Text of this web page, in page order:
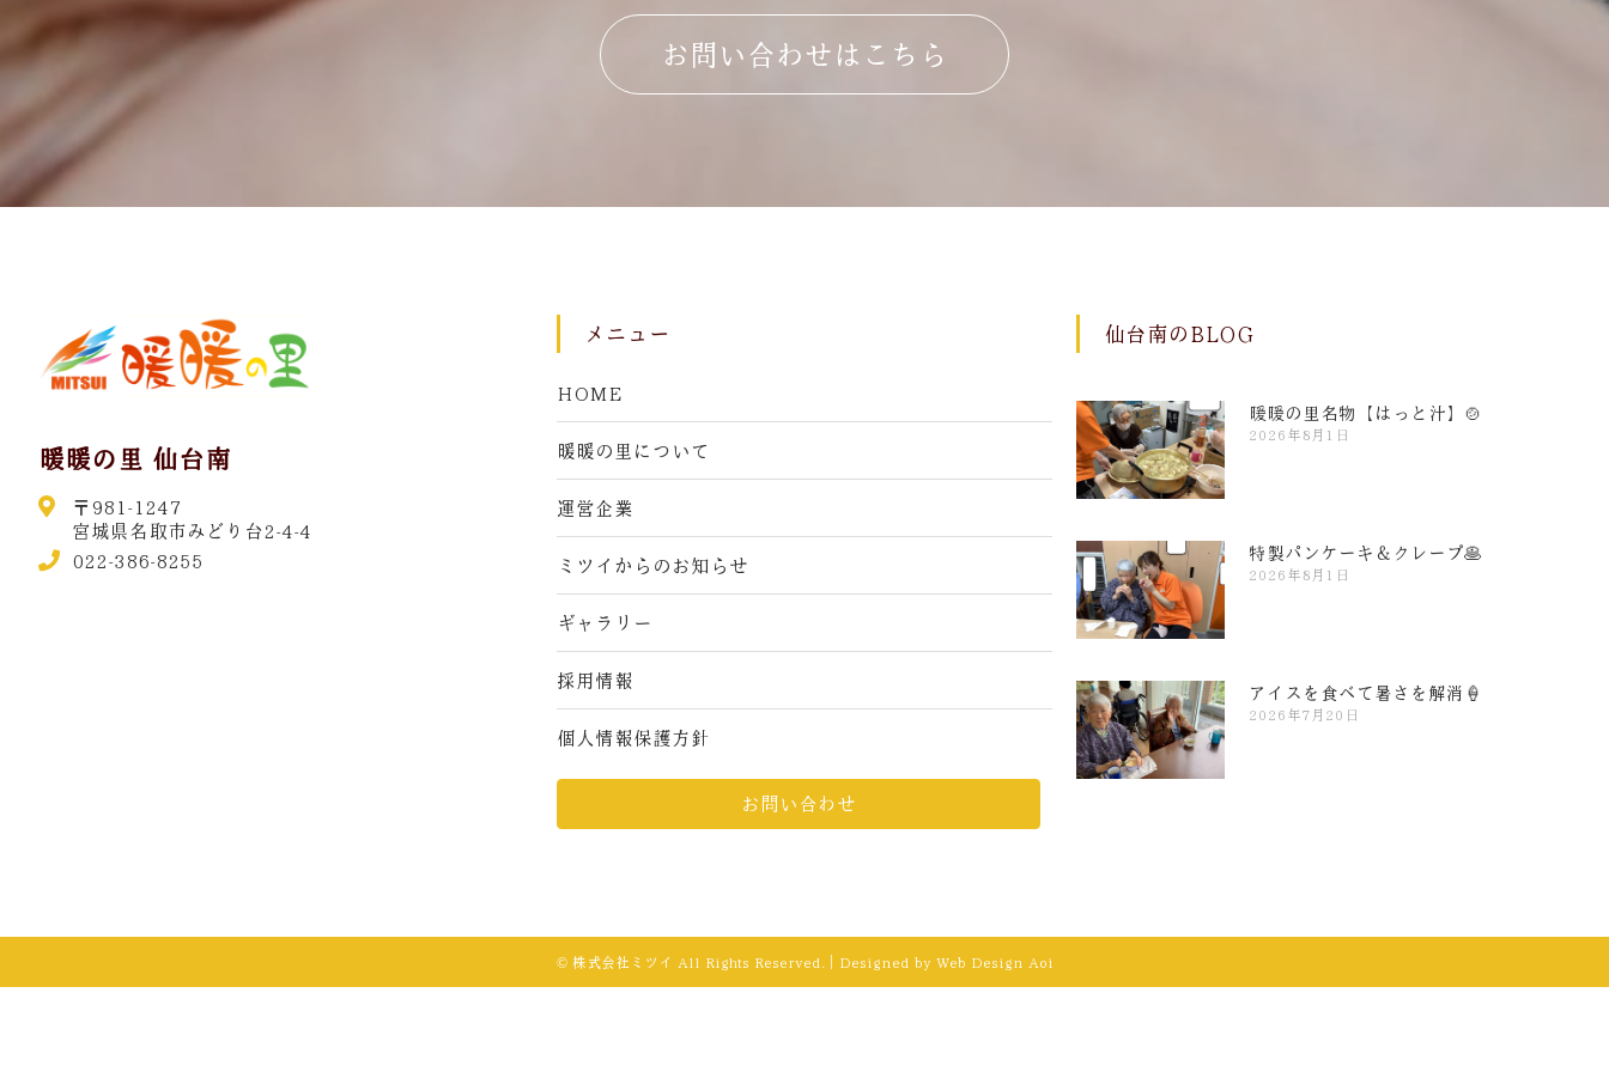
お問い合わせはこちら
暖暖の里 仙台南
〒981-1247
宮城県名取市みどり台2-4-4
022-386-8255
メニュー
HOME
暖暖の里について
運営企業
ミツイからのお知らせ
ギャラリー
採用情報
個人情報保護方針
お問い合わせ
仙台南のBLOG
暖暖の里名物【はっと汁】🍲
2026年8月1日
特製パンケーキ＆クレープ🥞
2026年8月1日
アイスを食べて暑さを解消🍦
2026年7月20日
© 株式会社ミツイ All Rights Reserved.｜Designed by Web Design Aoi